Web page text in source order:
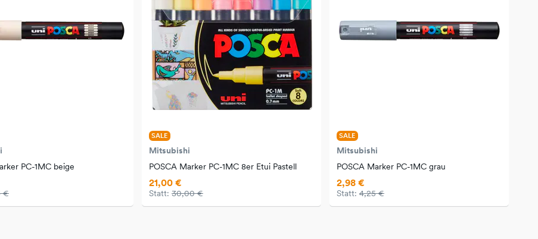
PC-1MC beige
€
SALE
Mitsubishi
POSCA Marker PC-1MC 8er Etui Pastell
21,00 €
Statt: 30,00 €
SALE
Mitsubishi
POSCA Marker PC-1MC grau
2,98 €
Statt: 4,25 €